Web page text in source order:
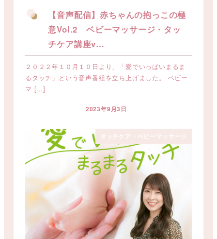
【音声配信】赤ちゃんの抱っこの極
意Vol.2 ベビーマッサージ・タッ
チケア講座v…
２０２２年１０月１０日より、「愛でいっぱいまるま
るタッチ」という音声番組を立ち上げました。 ベビー
マ […]
投稿日
2023年9月3日
タッチケア・ベビーマッサージ